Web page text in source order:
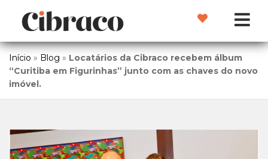
Início » Blog » Locatários da Cibraco recebem álbum
“Curitiba em Figurinhas” junto com as chaves do novo
imóvel.